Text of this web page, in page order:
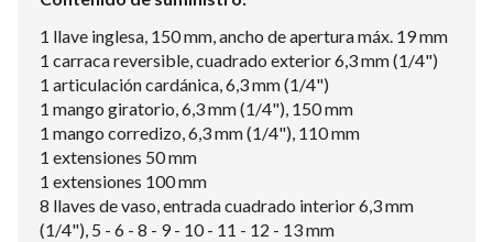
1 llave inglesa, 150 mm, ancho de apertura máx. 19 mm
1 carraca reversible, cuadrado exterior 6,3 mm (1/4")
1 articulación cardánica, 6,3 mm (1/4")
1 mango giratorio, 6,3 mm (1/4"), 150 mm
1 mango corredizo, 6,3 mm (1/4"), 110 mm
1 extensiones 50 mm
1 extensiones 100 mm
8 llaves de vaso, entrada cuadrado interior 6,3 mm
(1/4"), 5 - 6 - 8 - 9 - 10 - 11 - 12 - 13 mm